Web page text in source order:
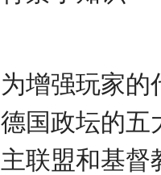
为增强玩家的
德国政坛的五
主联盟和基督